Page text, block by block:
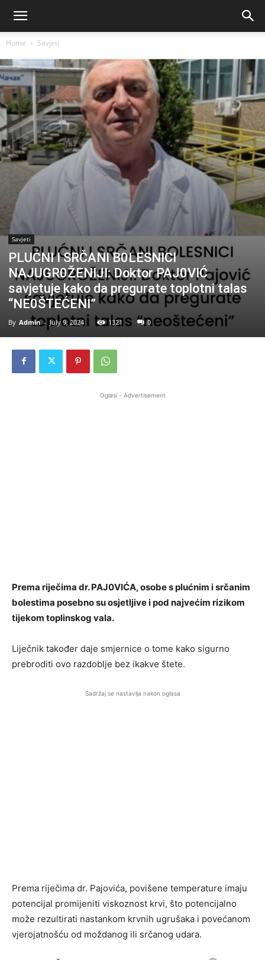
Home Savjeti
Savjeti
PLUĆNI I SRČANI B0LESNICI
NAJUGR0ŽENIJI: Doktor PAJ0VIĆ
savjetuje kako da pregurate toplotni talas
“NE0ŠTEĆENI”
By Admin - July 9, 2024 1321 0
Oglasi - Advertisement
Prema riječima dr. PAJ0VIĆA, osobe s plućnim i srčanim
bolestima posebno su osjetljive i pod najvećim rizikom
tijekom toplinskog vala.
Liječnik također daje smjernice o tome kako sigurno
prebroditi ovo razdoblje bez ikakve štete.
Sadržaj se nastavlja nakon oglasa
Prema riječima dr. Pajovića, povišene temperature imaju
potencijal promijeniti viskoznost krvi, što potencijalno
može rezultirati nastankom krvnih ugrušaka i povećanom
vjerojatnošću od moždanog ili srčanog udara.